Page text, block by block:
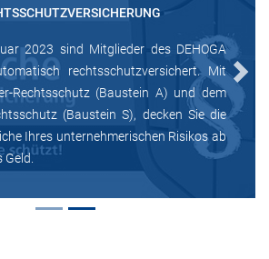
2023 sind Mitglieder des DEHOGA
rechtsschutzversichert. Mit
Rechtsschutz (Baustein A) und dem
(Baustein S), decken Sie die
Ihres unternehmerischen Risikos ab
Geld.
Next